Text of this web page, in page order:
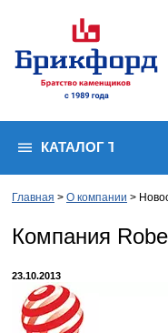
КАТАЛОГ
Главная О компании
Компания
23.10.2013